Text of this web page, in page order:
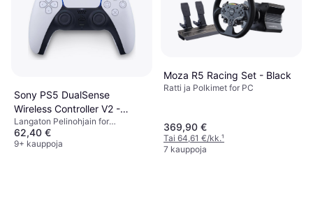
Sony PS5 DualSense
Wireless Controller V2 -
White/Black
Langaton Pelinohjain for
PlayStation 5, Windows, iOS,
Android, PC, Mac, Matkapuhelin
62,40 €
9+ kauppoja
Moza R5 Racing Set - Black
Ratti ja Polkimet for PC
369,90 €
Tai 64,61 €/kk.¹
7 kauppoja